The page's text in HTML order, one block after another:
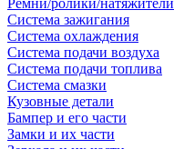
Ремни/ролики/натяжители
Система зажигания
Система охлаждения
Система подачи воздуха
Система подачи топлива
Система смазки
Кузовные детали
Бампер и его части
Замки и их части